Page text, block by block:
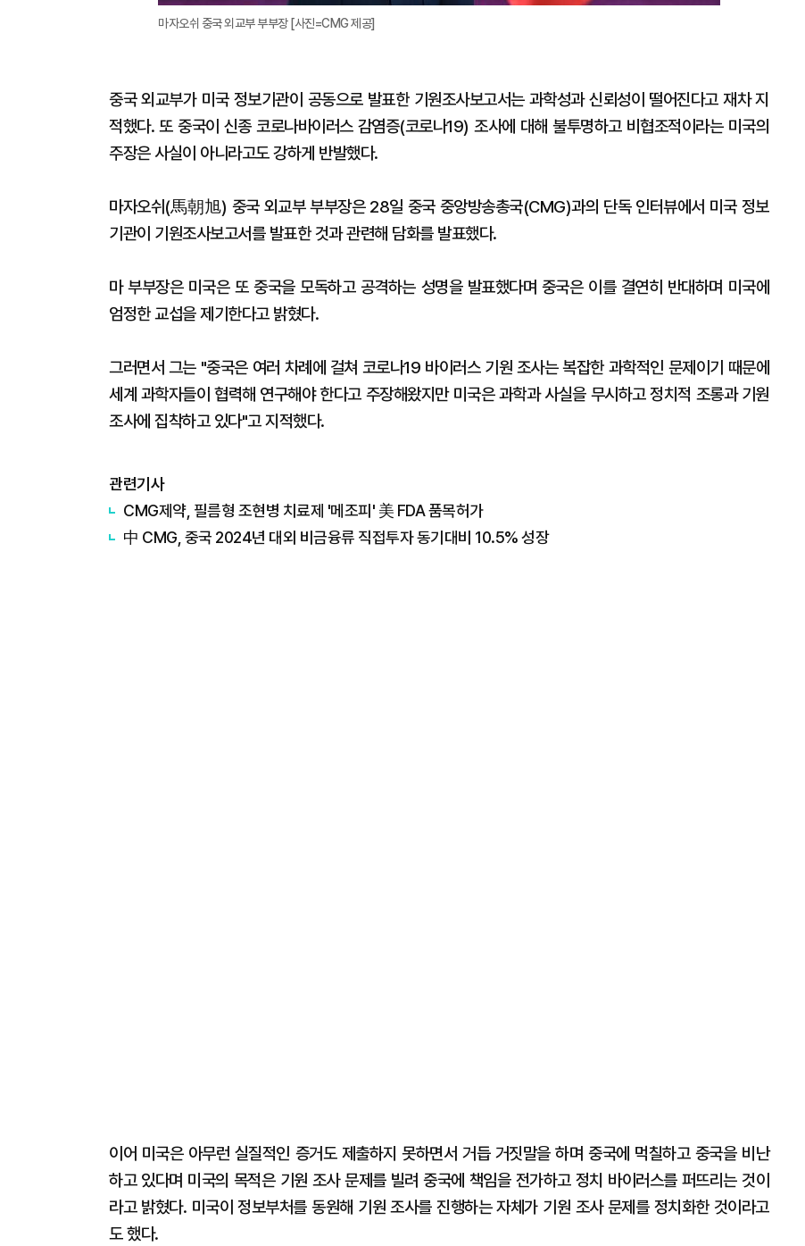
마자오쉬 중국 외교부 부부장 [사진=CMG 제공]
중국 외교부가 미국 정보기관이 공동으로 발표한 기원조사보고서는 과학성과 신뢰성이 떨어진다고 재차 지
적했다. 또 중국이 신종 코로나바이러스 감염증(코로나19) 조사에 대해 불투명하고 비협조적이라는 미국의
주장은 사실이 아니라고도 강하게 반발했다.
마자오쉬(馬朝旭) 중국 외교부 부부장은 28일 중국 중앙방송총국(CMG)과의 단독 인터뷰에서 미국 정보
기관이 기원조사보고서를 발표한 것과 관련해 담화를 발표했다.
마 부부장은 미국은 또 중국을 모독하고 공격하는 성명을 발표했다며 중국은 이를 결연히 반대하며 미국에
엄정한 교섭을 제기한다고 밝혔다.
그러면서 그는 "중국은 여러 차례에 걸쳐 코로나19 바이러스 기원 조사는 복잡한 과학적인 문제이기 때문에
세계 과학자들이 협력해 연구해야 한다고 주장해왔지만 미국은 과학과 사실을 무시하고 정치적 조롱과 기원
조사에 집착하고 있다"고 지적했다.
관련기사
CMG제약, 필름형 조현병 치료제 '메조피' 美 FDA 품목허가
中 CMG, 중국 2024년 대외 비금융류 직접투자 동기대비 10.5% 성장
이어 미국은 아무런 실질적인 증거도 제출하지 못하면서 거듭 거짓말을 하며 중국에 먹칠하고 중국을 비난
하고 있다며 미국의 목적은 기원 조사 문제를 빌려 중국에 책임을 전가하고 정치 바이러스를 퍼뜨리는 것이
라고 밝혔다. 미국이 정보부처를 동원해 기원 조사를 진행하는 자체가 기원 조사 문제를 정치화한 것이라고
도 했다.